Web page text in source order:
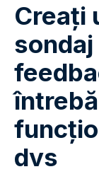
Creați
dvs